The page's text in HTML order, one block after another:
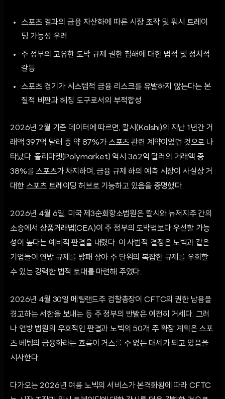
스포츠 결과의 금융 자산화에 따른 시장 조작 및 워시 트레이
딩 가능성 우려
주 정부의 고유한 도박 규제 권한 침해에 대한 법적 및 정치적
갈등
스포츠 경기가 시스템적 금융 리스크를 유발하지 않는다는 본
질적 비판과 헤징 도구로서의 부적합성
2026년 2월 기준 데이터에 따르면, 칼시(Kalshi)의 지난 1년간 거
래액 397억 달러 중 약 87%가 스포츠 관련 계약이었던 것으로 나
타났다. 폴리마켓(Polymarket) 역시 362억 달러의 거래액 중
38%를 스포츠가 차지하며, 금융 규제 하의 예측 시장이 사실상 거
대한 스포츠 트레이딩 허브로 기능하고 있음을 증명했다.
2026년 4월 6일, 미국 제3순회항소법원은 칼시와 뉴저지주 간의
소송에서 상품거래법(CEA)이 주 정부의 도박법보다 우선할 가능
성이 높다는 예비적 판결을 내렸다. 이 사법적 결정은 노빅과 같은
기업들이 연방 규제를 방패 삼아 주 단위의 복잡한 규제를 우회할
수 있는 강력한 법적 토대를 마련해 주었다.
2026년 4월 30일 메릴랜드주 검찰총장이 CFTC의 권한 남용을
경고하는 서한을 보내는 등 주 정부의 반발은 여전히 거세다. 그러
나 연방 법원의 우호적인 판결과 노빅의 50개 주 확장 계획은 스포
츠 베팅의 금융화라는 흐름이 거스를 수 없는 대세가 되고 있음을
시사한다.
다가오는 2026년 여름 노빅의 서비스가 본격화됨에 따라 CFTC